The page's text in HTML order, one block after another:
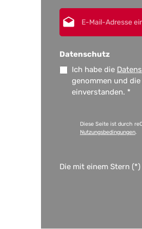
Datenschutz
Ich habe die
genommen und die
einverstanden. *
Diese Seite ist durch
Nutzungsbedingungen.
Die mit einem Stern